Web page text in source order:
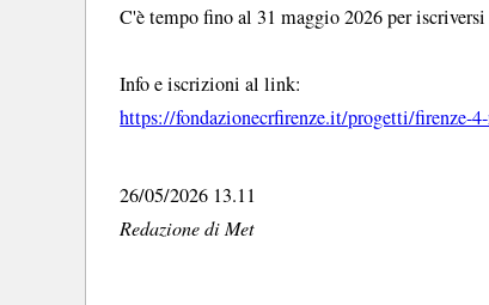
C'è tempo fino al 31 maggio 2026 per
Info e iscrizioni al link:
https://fondazionecrfirenze.it/progetti/firenze-
26/05/2026 13.11
Redazione di Met